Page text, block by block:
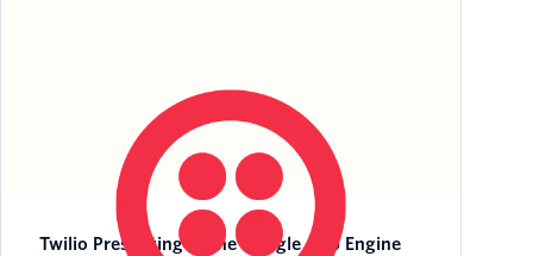
Twilio Presenting at the Google App Engine